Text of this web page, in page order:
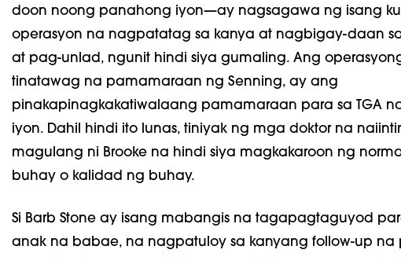
doon noong panahong iyon—ay nagsagawa ng isang
operasyon na nagpatatag sa kanya at nagbigay-daan
at pag-unlad, ngunit hindi siya gumaling. Ang
tinatawag na pamamaraan ng Senning, ay ang
pinakapinagkakatiwalaang pamamaraan para sa TGA
iyon. Dahil hindi ito lunas, tiniyak ng mga doktor na
magulang ni Brooke na hindi siya magkakaroon ng
buhay o kalidad ng buhay.
Si Barb Stone ay isang mabangis na tagapagtaguyod
anak na babae, na nagpatuloy sa kanyang follow-up